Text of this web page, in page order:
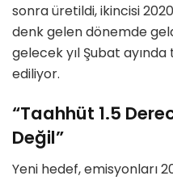
sonra üretildi, ikincisi
denk gelen dönemde
gelecek yıl Şubat
ediliyor.
“Taahhüt 1.5
Değil”
Yeni hedef, emisyonları